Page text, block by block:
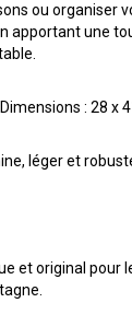
ou organiser
apportant une
: 28 x
léger et
et original pour